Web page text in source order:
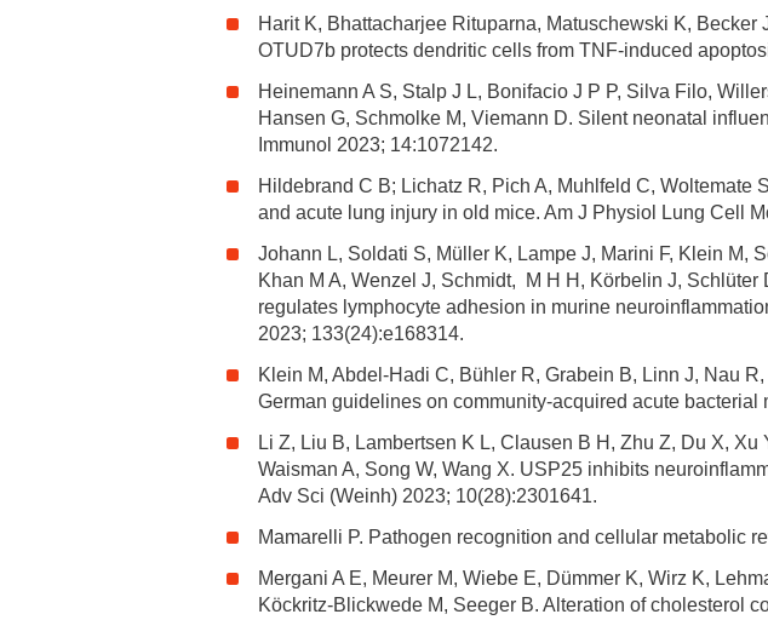
Harit K, Bhattacharjee Rituparna, Matuschewski K,
OTUD7b protects dendritic cells from TNF-induced
Heinemann A S, Stalp J L, Bonifacio J P P, Silva Filo,
Hansen G, Schmolke M, Viemann D. Silent neonatal
Immunol 2023; 14:1072142.
Hildebrand C B; Lichatz R, Pich A, Muhlfeld C, Woltemate
and acute lung injury in old mice. Am J Physiol Lung Cell
Johann L, Soldati S, Müller K, Lampe J, Marini F, Klein M,
Khan M A, Wenzel J, Schmidt, M H H, Körbelin J,
regulates lymphocyte adhesion in murine
2023; 133(24):e168314.
Klein M, Abdel-Hadi C, Bühler R, Grabein B, Linn J, Nau
German guidelines on community-acquired acute
Li Z, Liu B, Lambertsen K L, Clausen B H, Zhu Z, Du X,
Waisman A, Song W, Wang X. USP25 inhibits
Adv Sci (Weinh) 2023; 10(28):2301641.
Mamarelli P. Pathogen recognition and cellular metabolic
Mergani A E, Meurer M, Wiebe E, Dümmer K, Wirz K,
Köckritz-Blickwede M, Seeger B. Alteration of cholesterol